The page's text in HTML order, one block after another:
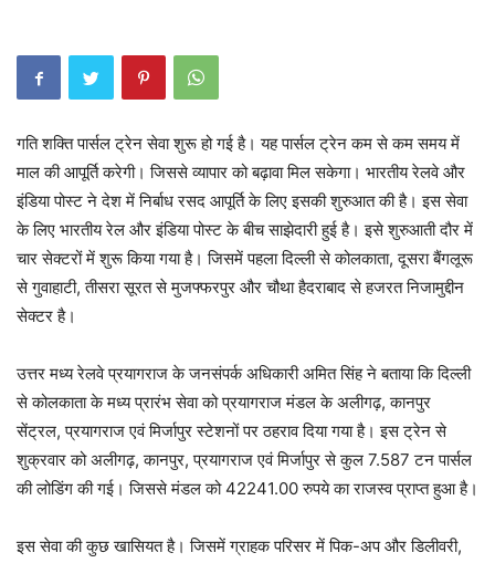
गति शक्ति पार्सल ट्रेन सेवा शुरू हो गई है। यह पार्सल ट्रेन कम से कम समय में
माल की आपूर्ति करेगी। जिससे व्यापार को बढ़ावा मिल सकेगा। भारतीय रेलवे और
इंडिया पोस्ट ने देश में निर्बाध रसद आपूर्ति के लिए इसकी शुरुआत की है। इस सेवा
के लिए भारतीय रेल और इंडिया पोस्ट के बीच साझेदारी हुई है। इसे शुरुआती दौर में
चार सेक्टरों में शुरू किया गया है। जिसमें पहला दिल्ली से कोलकाता, दूसरा बैंगलूरू
से गुवाहाटी, तीसरा सूरत से मुजफ्फरपुर और चौथा हैदराबाद से हजरत निजामुद्दीन
सेक्टर है।
उत्तर मध्य रेलवे प्रयागराज के जनसंपर्क अधिकारी अमित सिंह ने बताया कि दिल्ली
से कोलकाता के मध्य प्रारंभ सेवा को प्रयागराज मंडल के अलीगढ़, कानपुर
सेंट्रल, प्रयागराज एवं मिर्जापुर स्टेशनों पर ठहराव दिया गया है। इस ट्रेन से
शुक्रवार को अलीगढ़, कानपुर, प्रयागराज एवं मिर्जापुर से कुल 7.587 टन पार्सल
की लोडिंग की गई। जिससे मंडल को 42241.00 रुपये का राजस्व प्राप्त हुआ है।
इस सेवा की कुछ खासियत है। जिसमें ग्राहक परिसर में पिक-अप और डिलीवरी,